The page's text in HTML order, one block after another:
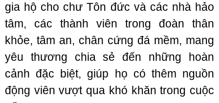
gia hộ cho chư Tôn đức và các nhà hảo
tâm, các thành viên trong đoàn thân
khỏe, tâm an, chân cứng đá mềm, mang
yêu thương chia sẻ đến những hoàn
cảnh đặc biệt, giúp họ có thêm nguồn
động viên vượt qua khó khăn trong cuộc